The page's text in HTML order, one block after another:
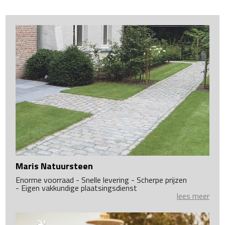
Maris Natuursteen
Enorme voorraad - Snelle levering - Scherpe prijzen
- Eigen vakkundige plaatsingsdienst
lees meer